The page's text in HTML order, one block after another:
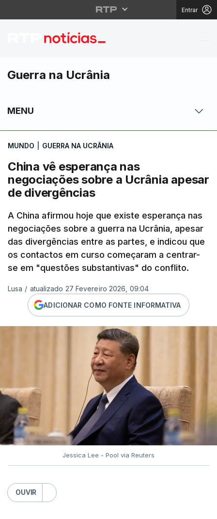
Entrar
China vê esperança
Guerra na Ucrânia
MENU
MUNDO GUERRA NA UCRÂNIA
China vê esperança nas
negociações sobre a Ucrânia apesar
de divergências
A China afirmou hoje que existe esperança nas
negociações sobre a guerra na Ucrânia, apesar
das divergências entre as partes, e indicou que
os contactos em curso começaram a centrar-
se em "questões substantivas" do conflito.
Lusa / atualizado 27 Fevereiro 2026, 09:04
ADICIONAR COMO FONTE INFORMATIVA
Jessica Lee - Pool via Reuters
OUVIR